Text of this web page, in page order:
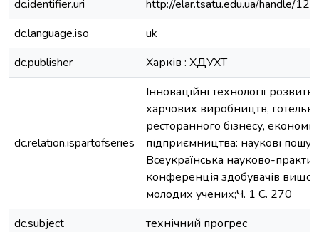
dc.identifier.uri
http://elar.tsatu.edu.ua/handle/
dc.language.iso
uk
dc.publisher
Харків : ХДУХТ
dc.relation.ispartofseries
Інноваційні технології
харчових виробництв,
ресторанного бізнесу,
підприємництва: наукові
Всеукраїнська науково-
конференція здобувачів вищої
молодих учених;Ч. 1 С. 270
dc.subject
технічний прогрес